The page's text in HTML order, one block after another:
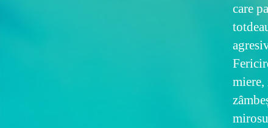
care